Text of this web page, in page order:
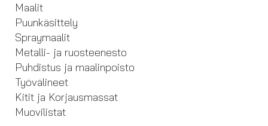
Maalit
Puunkäsittely
Spraymaalit
Metalli- ja ruosteenesto
Puhdistus ja maalinpoisto
Työvälineet
Kitit ja Korjausmassat
Muovilistat